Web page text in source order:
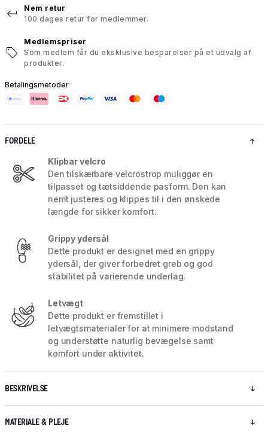
Nem retur
100 dages retur for medlemmer.
Medlemspriser
Som medlem får du eksklusive besparelser på et udvalg af
produkter.
Betalingsmetoder
FORDELE
Klipbar velcro
Den tilskærbare velcrostrop muliggør en
tilpasset og tætsiddende pasform. Den kan
nemt justeres og klippes til i den ønskede
længde for sikker komfort.
Grippy ydersål
Dette produkt er designet med en grippy
ydersål, der giver forbedret greb og god
stabilitet på varierende underlag.
Letvægt
Dette produkt er fremstillet i
letvægtsmaterialer for at minimere modstand
og understøtte naturlig bevægelse samt
komfort under aktivitet.
BESKRIVELSE
MATERIALE & PLEJE